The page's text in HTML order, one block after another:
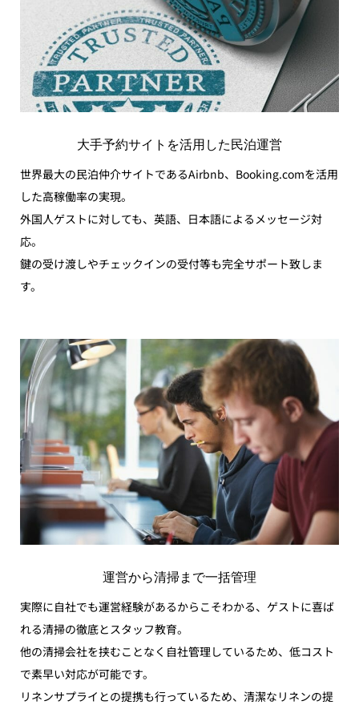
大手予約サイトを活用した民泊運営
世界最大の民泊仲介サイトであるAirbnb、Booking.comを活用
した高稼働率の実現。
外国人ゲストに対しても、英語、日本語によるメッセージ対
応。
鍵の受け渡しやチェックインの受付等も完全サポート致しま
す。
運営から清掃まで一括管理
実際に自社でも運営経験があるからこそわかる、ゲストに喜ば
れる清掃の徹底とスタッフ教育。
他の清掃会社を挟むことなく自社管理しているため、低コスト
で素早い対応が可能です。
リネンサプライとの提携も行っているため、清潔なリネンの提